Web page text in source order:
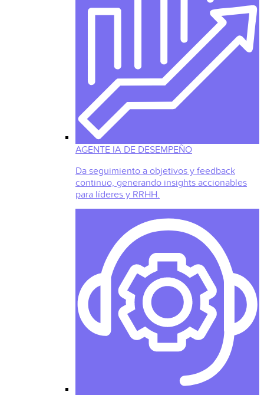
AGENTE IA DE DESEMPEÑO
Da seguimiento a objetivos y feedback
continuo, generando insights accionables
para líderes y RRHH.